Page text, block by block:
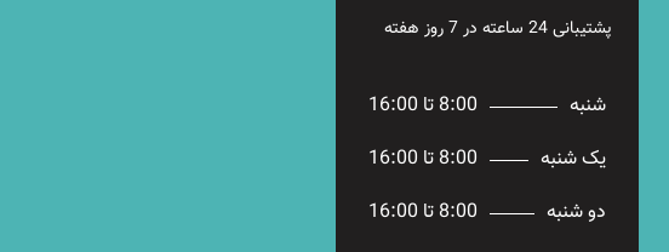
پشتیبانی 24 ساعته در 7 روز هفته
شنبه
8:00 تا 16:00
یک شنبه
8:00 تا 16:00
دو شنبه
8:00 تا 16:00